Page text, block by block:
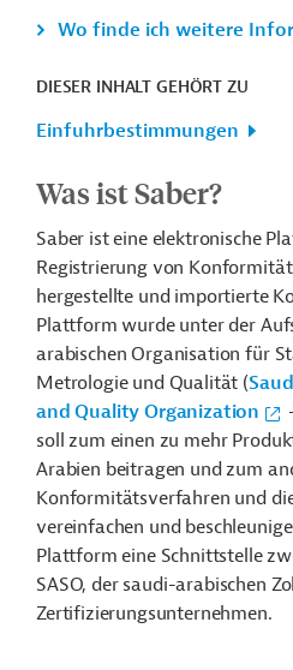
Wo finde ich weitere
DIESER INHALT GEHÖRT ZU
Einfuhrbestimmungen
Was ist Saber?
Saber ist eine elektronische
Registrierung von
hergestellte und importierte
Plattform wurde unter der
arabischen Organisation für
Metrologie und Qualität (
and Quality Organization
soll zum einen zu mehr
Arabien beitragen und zum
Konformitätsverfahren und
vereinfachen und
Plattform eine Schnittstelle
SASO, der saudi-arabischen
Zertifizierungsunternehmen.